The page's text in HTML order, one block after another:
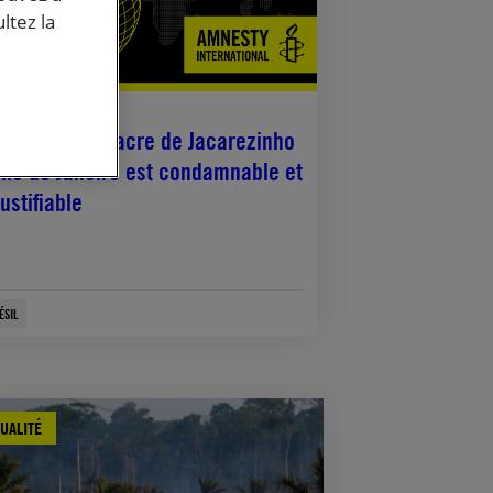
Le massacre de Jacarezinho
de Janeiro est condamnable et
la